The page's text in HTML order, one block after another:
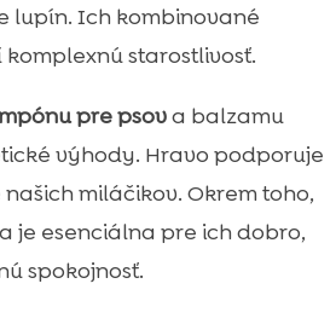
lupín. Ich kombinované
starostlivosť.
pre psova balzamu
výhody. Hravo podporuje
miláčikov. Okrem toho,
je esenciálna pre ich dobro,
spokojnosť.